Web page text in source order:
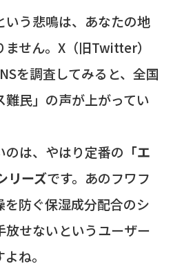
いう悲鳴は、あなたの地
せん。X（旧Twitter）
を調査してみると、全国
民」の声が上がってい
は、やはり定番の 「エ
リーズです。あのフワフ
防ぐ保湿成分配合のシ
せないというユーザー
ね。